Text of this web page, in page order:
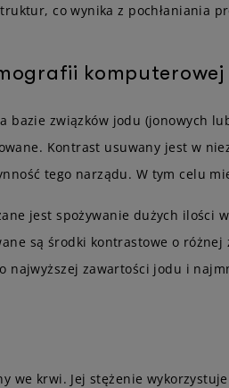
co wynika z pochłaniania
bazie związków jodu (jonowych
Kontrast usuwany jest w
tego narządu. W tym celu
jest spożywanie dużych ilości
są środki kontrastowe o
najwyższej zawartości jodu i
we krwi. Jej stężenie